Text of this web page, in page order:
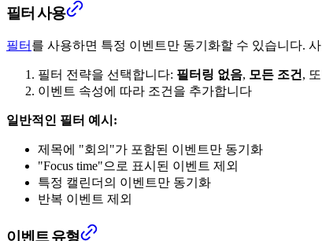
필터 사용
필터 를 사용하면 특정 이벤트만 동기화할 수 있습니다.
필터 전략을 선택합니다: 필터링 없음, 모든 조건 ,
이벤트 속성에 따라 조건을 추가합니다
일반적인 필터 예시:
제목에 "회의"가 포함된 이벤트만 동기화
"Focus time"으로 표시된 이벤트 제외
특정 캘린더의 이벤트만 동기화
반복 이벤트 제외
이벤트 유형